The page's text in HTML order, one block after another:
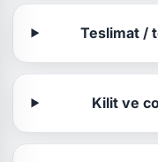
Teslimat /
Kilit ve